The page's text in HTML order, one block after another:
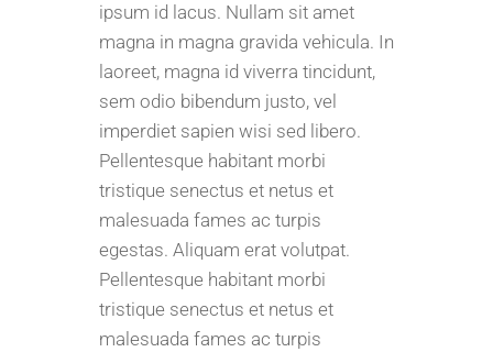
ipsum id lacus. Nullam sit amet
magna in magna gravida vehicula. In
laoreet, magna id viverra tincidunt,
sem odio bibendum justo, vel
imperdiet sapien wisi sed libero.
Pellentesque habitant morbi
tristique senectus et netus et
malesuada fames ac turpis
egestas. Aliquam erat volutpat.
Pellentesque habitant morbi
tristique senectus et netus et
malesuada fames ac turpis